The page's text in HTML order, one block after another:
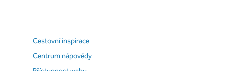
Cestovní inspirace
Centrum nápovědy